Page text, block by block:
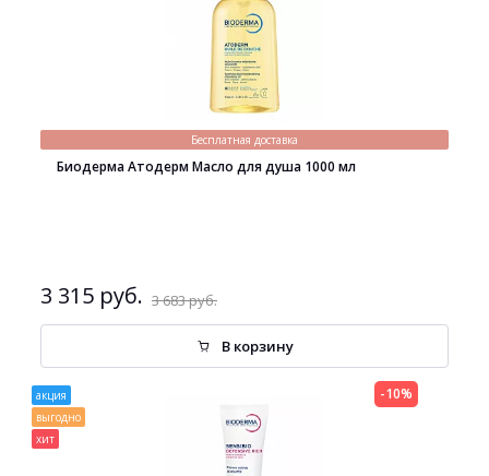
Бесплатная доставка
Биодерма Атодерм Масло для душа 1000 мл
3 315 руб. 3 683 руб.
В корзину
акция
выгодно
хит
-10%